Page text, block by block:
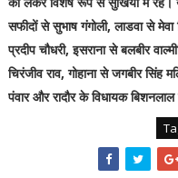
सफीदों से सुभाष गंगोली, लाडवा से
प्रदीप चौधरी, इसराना से बलबीर
चिरंजीव राव, गोहाना से जगबीर
पंवार और रादौर के विधायक बिशनलाल